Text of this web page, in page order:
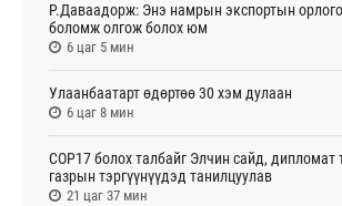
Р.Даваадорж: Энэ намрын экспортын
боломж олгож болох юм
6 цаг 5 мин
Улаанбаатарт өдөртөө 30 хэм дулаан
6 цаг 8 мин
СОР17 болох талбайг Элчин сайд, дипломат
газрын тэргүүнүүдэд танилцуулав
21 цаг 37 мин